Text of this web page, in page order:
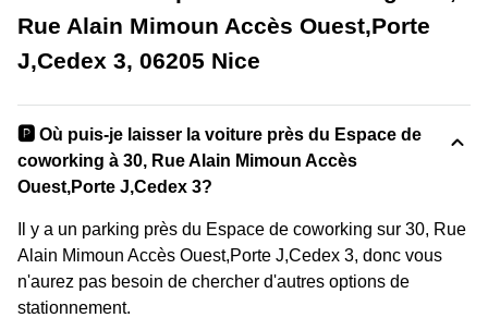
Rue Alain Mimoun Accès Ouest,Porte
J,Cedex 3, 06205 Nice
🅿️ Où puis-je laisser la voiture près du Espace de
coworking à 30, Rue Alain Mimoun Accès
Ouest,Porte J,Cedex 3?
Il y a un parking près du Espace de coworking sur 30, Rue
Alain Mimoun Accès Ouest,Porte J,Cedex 3, donc vous
n'aurez pas besoin de chercher d'autres options de
stationnement.